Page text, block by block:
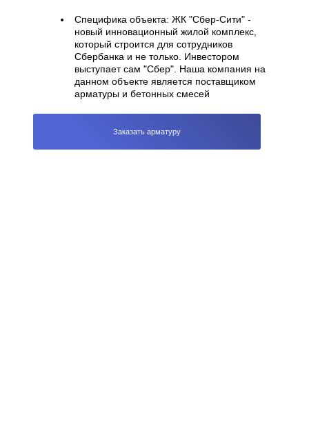
Специфика объекта: ЖК "Сбер-Сити" -
новый инновационный жилой комплекс,
который строится для сотрудников
Сбербанка и не только. Инвестором
выступает сам "Сбер". Наша компания на
данном объекте является поставщиком
арматуры и бетонных смесей
Заказать арматуру